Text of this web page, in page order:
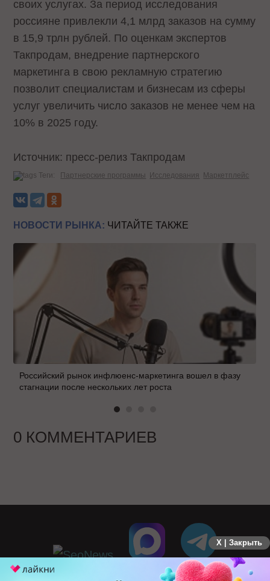
своих услугах. За период исследования
россияне привлекли 4,1 млрд заказов на сумму
в 15,9 трлн рублей. По оценкам экспертов
Такпродам, внедрение партнерского
маркетинга в свою рекламную стратегию
позволит специалистам и бизнесам из сферы
услуг увеличить число заказов не менее чем на
10% в 2025 году.
Источник: пресс-релиз Такпродам
Теги: Партнерские программы Исследования Маркетплейс
НОВОСТИ РЫНКА: ЧИТАЙТЕ ТАКЖЕ
Российский рынок инфлюенс-маркетинга вошел в фазу
стагнации после нескольких лет роста
0 КОММЕНТАРИЕВ
X | Закрыть
ПЕРЕЙТИ НА ПОЛНУЮ ВЕРСИЮ